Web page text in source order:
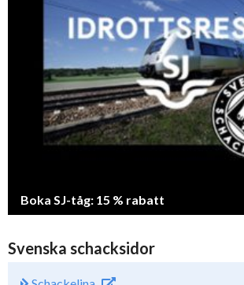
Boka SJ-tåg: 15 % rabatt
Svenska schacksidor